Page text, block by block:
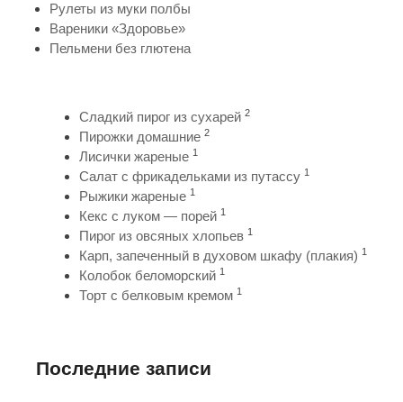
Рулеты из муки полбы
Вареники «Здоровье»
Пельмени без глютена
Сладкий пирог из сухарей 2
Пирожки домашние 2
Лисички жареные 1
Салат с фрикадельками из путассу 1
Рыжики жареные 1
Кекс с луком — порей 1
Пирог из овсяных хлопьев 1
Карп, запеченный в духовом шкафу (плакия) 1
Колобок беломорский 1
Торт с белковым кремом 1
Последние записи